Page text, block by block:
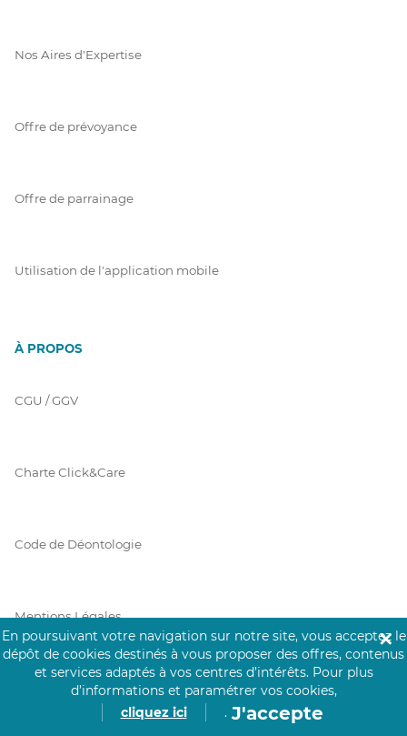
Nos Aires d'Expertise
Offre de prévoyance
Offre de parrainage
Utilisation de l'application mobile
À PROPOS
CGU / GGV
Charte Click&Care
Code de Déontologie
Mentions Légales
Prérequis Click&Care
En poursuivant votre navigation sur notre site, vous acceptez le
dépôt de cookies destinés à vous proposer des offres, contenus
et services adaptés à vos centres d’intérêts. Pour plus
d’informations et paramétrer vos cookies,
cliquez ici
. J'accepte
✕